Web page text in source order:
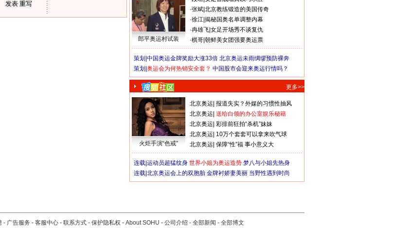
郎平奥运村试装
·张斌 北京教练锻造的美国传奇
·徐江 揭秘国奥名单调整内幕
·冉雄飞 女足开场秀不谈复仇
·棋哥 朝鲜美女团强要奥运票
策划| 中国奥运金牌奖励大涨33倍 北京奥运未雨绸缪预防裸奔
策划| 奥运会为何热销安全套？ 中国股市会迎来奥运行情吗？
更多>>
火炬手演“色戒”
北京奥运 报道失实？外媒的习惯性抽风
北京奥运 送给白领的办公室娱乐秘籍
北京奥运 彩排前狂拍“杀机”妹妹
北京奥运 10万个套套可以拿来吹气球
北京奥运 保障“性”福 事小意义大
连载| 运动员超猛纹身 世界小姐为奥运造势 梦八与小姐先热身
连载| 北京奥运会上的双胞胎 金牌衬娇妻美丽 当野性遇到时尚
- 广告服务 - 客服中心 - 联系方式 - 保护隐私权 - About SOHU - 公司介绍 - 全部新闻 - 全部博文